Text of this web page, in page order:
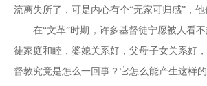
流离失所了，可是内心有个“无家可归感”，
在“文革”时期，许多基督徒宁愿被人看
徒家庭和睦，婆媳关系好，父母子女关系好
督教究竟是怎么一回事？它怎么能产生这样